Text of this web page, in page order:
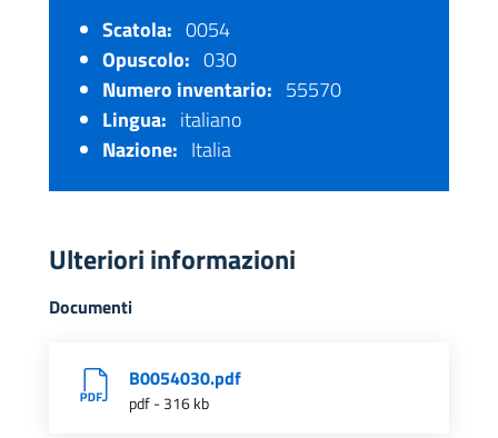
Scatola: 0054
Opuscolo: 030
Numero inventario: 55570
Lingua: italiano
Nazione: Italia
Ulteriori informazioni
Documenti
B0054030.pdf
pdf - 316 kb